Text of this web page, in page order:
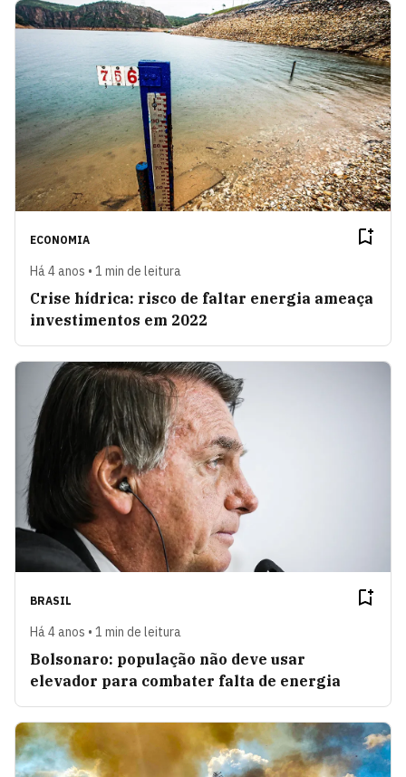
ECONOMIA
Há 4 anos • 1 min de leitura
Crise hídrica: risco de faltar energia ameaça
investimentos em 2022
BRASIL
Há 4 anos • 1 min de leitura
Bolsonaro: população não deve usar
elevador para combater falta de energia